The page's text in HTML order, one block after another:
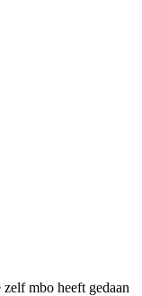
mbo heeft gedaan